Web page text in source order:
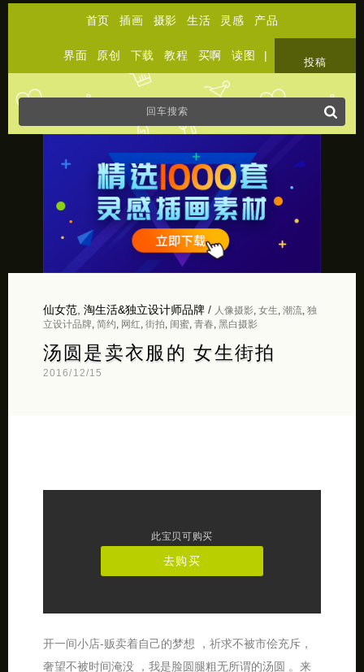
首页 插画 摄影 生活 灵感 产品
界面 原创 下载 教程 买啊 读图 |
投稿
仙女范, 淘生活&独立设计师品牌/ 人像摄影, 女生 潮流, 独
立设计品牌, 简约 网红 街拍 闺蜜, 青春 黑白摄影
汤圆是卖衣服的 女生街拍
2016/12/15
此宝贝可购买
去购买
开一间小店-贩卖着自己的梦想 ，祈求不被市侩充斥，
奢望不被时间淹没 ，我是脸圆腿粗无所谓的汤圆 。来